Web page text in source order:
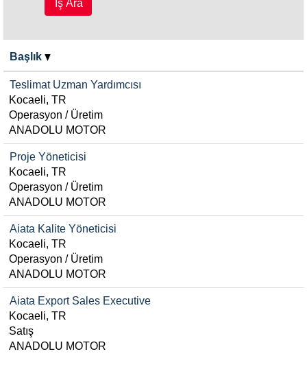
Başlık
Teslimat Uzman Yardımcısı
Kocaeli, TR
Operasyon / Üretim
ANADOLU MOTOR
Proje Yöneticisi
Kocaeli, TR
Operasyon / Üretim
ANADOLU MOTOR
Aiata Kalite Yöneticisi
Kocaeli, TR
Operasyon / Üretim
ANADOLU MOTOR
Aiata Export Sales Executive
Kocaeli, TR
Satış
ANADOLU MOTOR